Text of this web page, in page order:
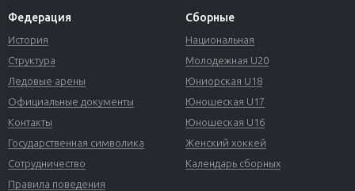
Федерация
История
Структура
Ледовые арены
Официальные документы
Контакты
Государственная символика
Сотрудничество
Правила поведения
Сборные
Национальная
Молодежная U20
Юниорская U18
Юношеская U17
Юношеская U16
Женский хоккей
Календарь сборных